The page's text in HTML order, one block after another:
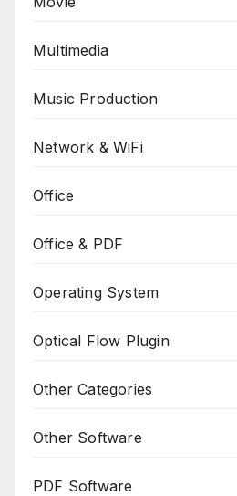
Multimedia
Music Production
Network & WiFi
Office
Office & PDF
Operating System
Optical Flow Plugin
Other Categories
Other Software
PDF Software